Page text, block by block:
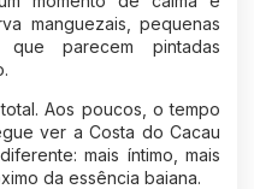
manguezais, pequenas
parecem pintadas
Aos poucos, o tempo
ver a Costa do Cacau
mais íntimo, mais
da essência baiana.